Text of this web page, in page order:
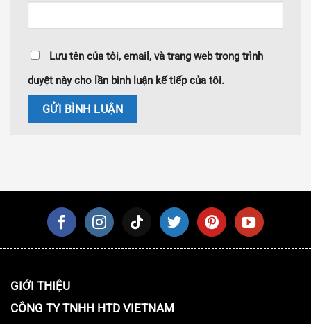
Lưu tên của tôi, email, và trang web trong trình
duyệt này cho lần bình luận kế tiếp của tôi.
GIỚI THIỆU
CÔNG TY TNHH HTD VIETNAM